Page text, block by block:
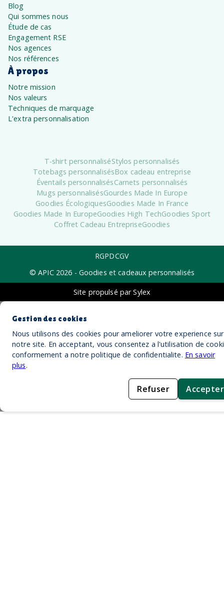
Blog
Qui sommes nous
Étude de cas
Engagement RSE
Nos agences
Nos références
À propos
Notre mission
Nos valeurs
Techniques de marquage
L'extra personnalisation
T-shirt personnaliséStylos personnalisés
Totebags personnalisésBox cadeau entreprise
Éventails personnalisésCarnets personnalisés
Mugs personnalisésGourdes Made In Europe
Goodies ÉcologiquesGoodies Made In France
Goodies Made In EuropeGoodies High TechGoodies Sport
Coffret Cadeau EntrepriseGoodies
RGPDCGV
© APIC 2026 - Goodies et cadeaux personnalisés
Site propulsé par Sylex
Gestion des cookies
Nous utilisons des cookies pour ameliorer votre experience sur
notre site. En acceptant, vous consentez a l'utilisation de
conformement a notre politique de confidentialite. En savoir
plus.
Refuser Accepter